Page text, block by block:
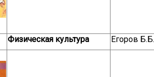
Физическая культура Егоров